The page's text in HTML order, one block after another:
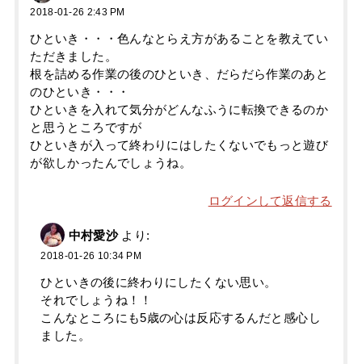
2018-01-26 2:43 PM
ひといき・・・色んなとらえ方があることを教えてい
ただきました。
根を詰める作業の後のひといき、だらだら作業のあと
のひといき・・・
ひといきを入れて気分がどんなふうに転換できるのか
と思うところですが
ひといきが入って終わりにはしたくないでもっと遊び
が欲しかったんでしょうね。
ログインして返信する
中村愛沙 より:
2018-01-26 10:34 PM
ひといきの後に終わりにしたくない思い。
それでしょうね！！
こんなところにも5歳の心は反応するんだと感心し
ました。